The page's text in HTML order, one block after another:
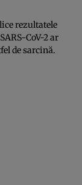
rezultatele
CoV-2 ar
de sarcină.